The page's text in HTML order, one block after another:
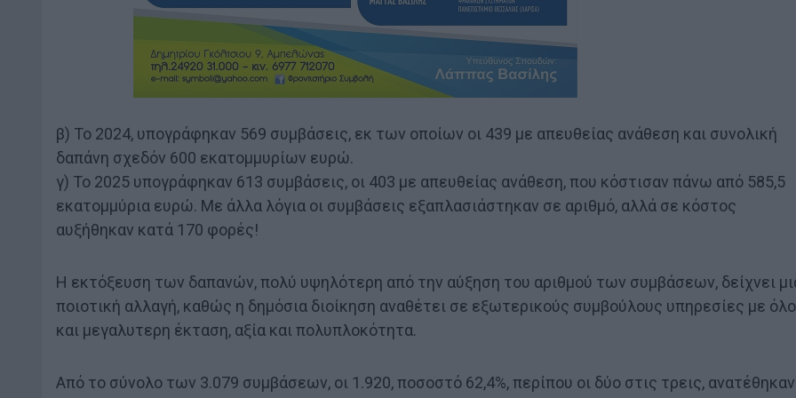
β) Το 2024, υπογράφηκαν 569 συμβάσεις, εκ των οποίων οι 439 με απευθείας ανάθεση και συνολική
δαπάνη σχεδόν 600 εκατομμυρίων ευρώ.
γ) Το 2025 υπογράφηκαν 613 συμβάσεις, οι 403 με απευθείας ανάθεση, που κόστισαν πάνω από 585,5
εκατομμύρια ευρώ. Με άλλα λόγια οι συμβάσεις εξαπλασιάστηκαν σε αριθμό, αλλά σε κόστος
αυξήθηκαν κατά 170 φορές!
Η εκτόξευση των δαπανών, πολύ υψηλότερη από την αύξηση του αριθμού των συμβάσεων, δείχνει
ποιοτική αλλαγή, καθώς η δημόσια διοίκηση αναθέτει σε εξωτερικούς συμβούλους υπηρεσίες με όλο
και μεγαλυτερη έκταση, αξία και πολυπλοκότητα.
Από το σύνολο των 3.079 συμβάσεων, οι 1.920, ποσοστό 62,4%, περίπου οι δύο στις τρεις, ανατέθηκαν